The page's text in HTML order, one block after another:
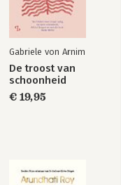
Gabriele von Arnim
De troost van
schoonheid
€ 19,95